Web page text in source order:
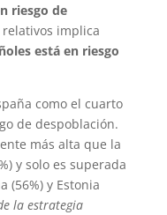
riesgo de
implica
está en riesgo
como el cuarto
de despoblación.
más alta que la
y solo es superada
(56%) y Estonia
la estrategia